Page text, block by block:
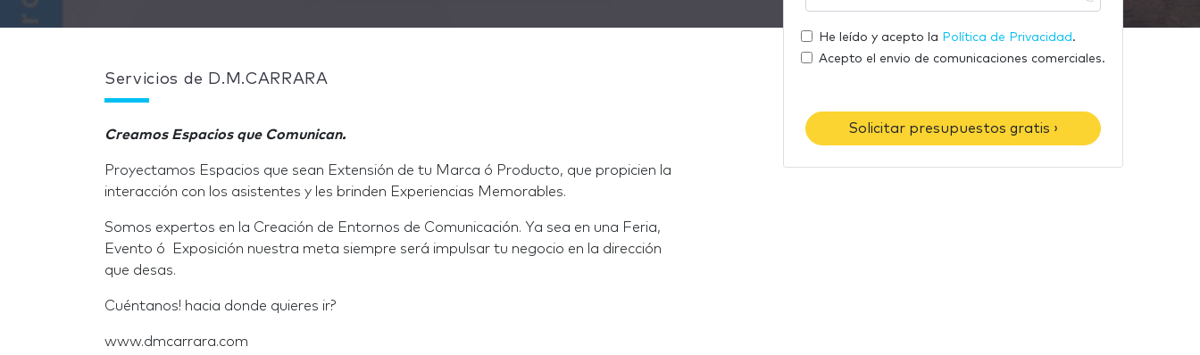
e
i
l
u
t
e
f
o
He leído y acepto la Política de Privacidad .
Acepto el envio de comunicaciones comerciales.
Solicitar presupuestos gratis ›
Servicios de D.M.CARRARA
Creamos Espacios que Comunican.
Proyectamos Espacios que sean Extensión de tu Marca ó Producto, que propicien la
interacción con los asistentes y les brinden Experiencias Memorables.
Somos expertos en la Creación de Entornos de Comunicación. Ya sea en una Feria,
Evento ó Exposición nuestra meta siempre será impulsar tu negocio en la dirección
que desas.
Cuéntanos! hacia donde quieres ir?
www.dmcarrara.com